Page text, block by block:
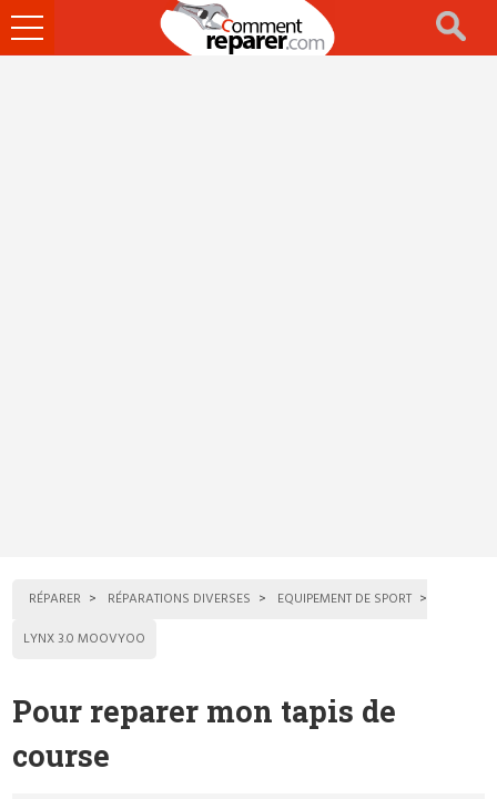
Ouvrir
le
RÉPARER RÉPARATIONS DIVERSES
EQUIPEMENT DE SPORT
LYNX 3.0 MOOVYOO
Pour reparer mon tapis de
course